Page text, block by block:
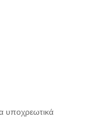
υποχρεωτικά